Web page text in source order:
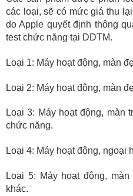
các loại, sẽ có mức giá thu
do Apple quyết định thông
test chức năng tại DDTM.
Loại 1: Máy hoạt động, màn
Loại 2: Máy hoạt động, màn
Loại 3: Máy hoạt động, màn
chức năng.
Loại 4: Máy hoạt động, ngoại
Loại 5: Máy hoạt động,
khác.